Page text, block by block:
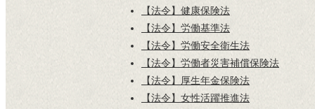
【法令】健康保険法
【法令】労働基準法
【法令】労働安全衛生法
【法令】労働者災害補償保険法
【法令】厚生年金保険法
【法令】女性活躍推進法